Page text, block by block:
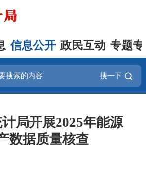
信息公开 政民互动 专题
搜一下
局开展2025年能源
数据质量核查